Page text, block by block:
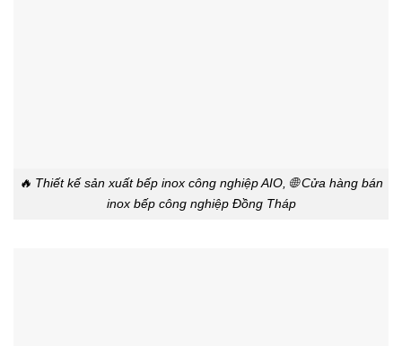
🔥 Thiết kế sản xuất bếp inox công nghiệp AIO, 🌐 Cửa hàng bán
inox bếp công nghiệp Đồng Tháp